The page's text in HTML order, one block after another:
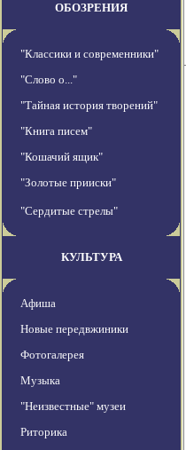
ОБОЗРЕНИЯ
"Классики и современники"
"Слово о..."
"Тайная история творений"
"Книга писем"
"Кошачий ящик"
"Золотые прииски"
"Сердитые стрелы"
КУЛЬТУРА
Афиша
Новые передвжиники
Фотогалерея
Музыка
"Неизвестные" музеи
Риторика